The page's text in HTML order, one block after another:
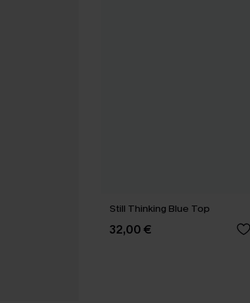
Still Thinking Blue Top
32,00 €